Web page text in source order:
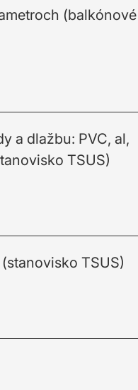
(balkónové
a dlažbu: PVC, al,
TSUS)
TSUS)